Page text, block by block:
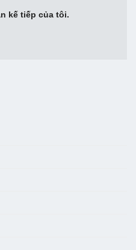
kế tiếp của tôi.